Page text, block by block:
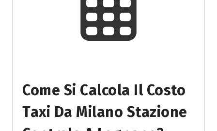
Come Si Calcola Il Costo
Taxi Da Milano Stazione